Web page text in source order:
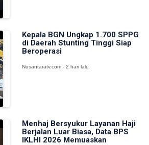
Kepala BGN Ungkap 1.700 SPPG
di Daerah Stunting Tinggi Siap
Beroperasi
Nusantaratv.com - 2 hari lalu
Menhaj Bersyukur Layanan Haji
Berjalan Luar Biasa, Data BPS
IKLHI 2026 Memuaskan